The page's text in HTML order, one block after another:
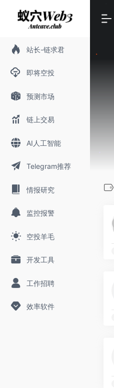
站长-链求君
即将空投
预测市场
链上交易
AI人工智能
Telegram推荐
情报研究
监控报警
空投羊毛
开发工具
工作招聘
效率软件